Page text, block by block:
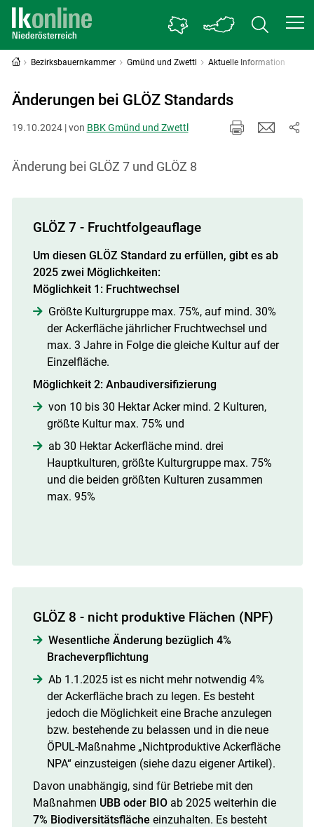
Skip to main content
Bezirksbauernkammer Gmünd und Zwettl Aktuelle Information
Änderungen bei GLÖZ Standards
19.10.2024 | von BBK Gmünd und Zwettl
Änderung bei GLÖZ 7 und GLÖZ 8
GLÖZ 7 - Fruchtfolgeauflage
Um diesen GLÖZ Standard zu erfüllen, gibt es ab
2025 zwei Möglichkeiten:
Möglichkeit 1: Fruchtwechsel
Größte Kulturgruppe max. 75%, auf mind. 30%
der Ackerfläche jährlicher Fruchtwechsel und
max. 3 Jahre in Folge die gleiche Kultur auf der
Einzelfläche.
Möglichkeit 2: Anbaudiversifizierung
von 10 bis 30 Hektar Acker mind. 2 Kulturen,
größte Kultur max. 75% und
ab 30 Hektar Ackerfläche mind. drei
Hauptkulturen, größte Kulturgruppe max. 75%
und die beiden größten Kulturen zusammen
max. 95%
GLÖZ 8 - nicht produktive Flächen (NPF)
Wesentliche Änderung bezüglich 4%
Bracheverpflichtung
Ab 1.1.2025 ist es nicht mehr notwendig 4%
der Ackerfläche brach zu legen. Es besteht
jedoch die Möglichkeit eine Brache anzulegen
bzw. bestehende zu belassen und in die neue
ÖPUL-Maßnahme „Nichtproduktive Ackerfläche
NPA“ einzusteigen (siehe dazu eigener Artikel).
Davon unabhängig, sind für Betriebe mit den
Maßnahmen UBB oder BIOab 2025 weiterhin die
7% Biodiversitätsfläche einzuhalten. Es besteht